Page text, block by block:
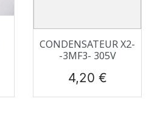
CONDENSATEUR X2-
-3ΜF3- 305V
Prix
4,20 €